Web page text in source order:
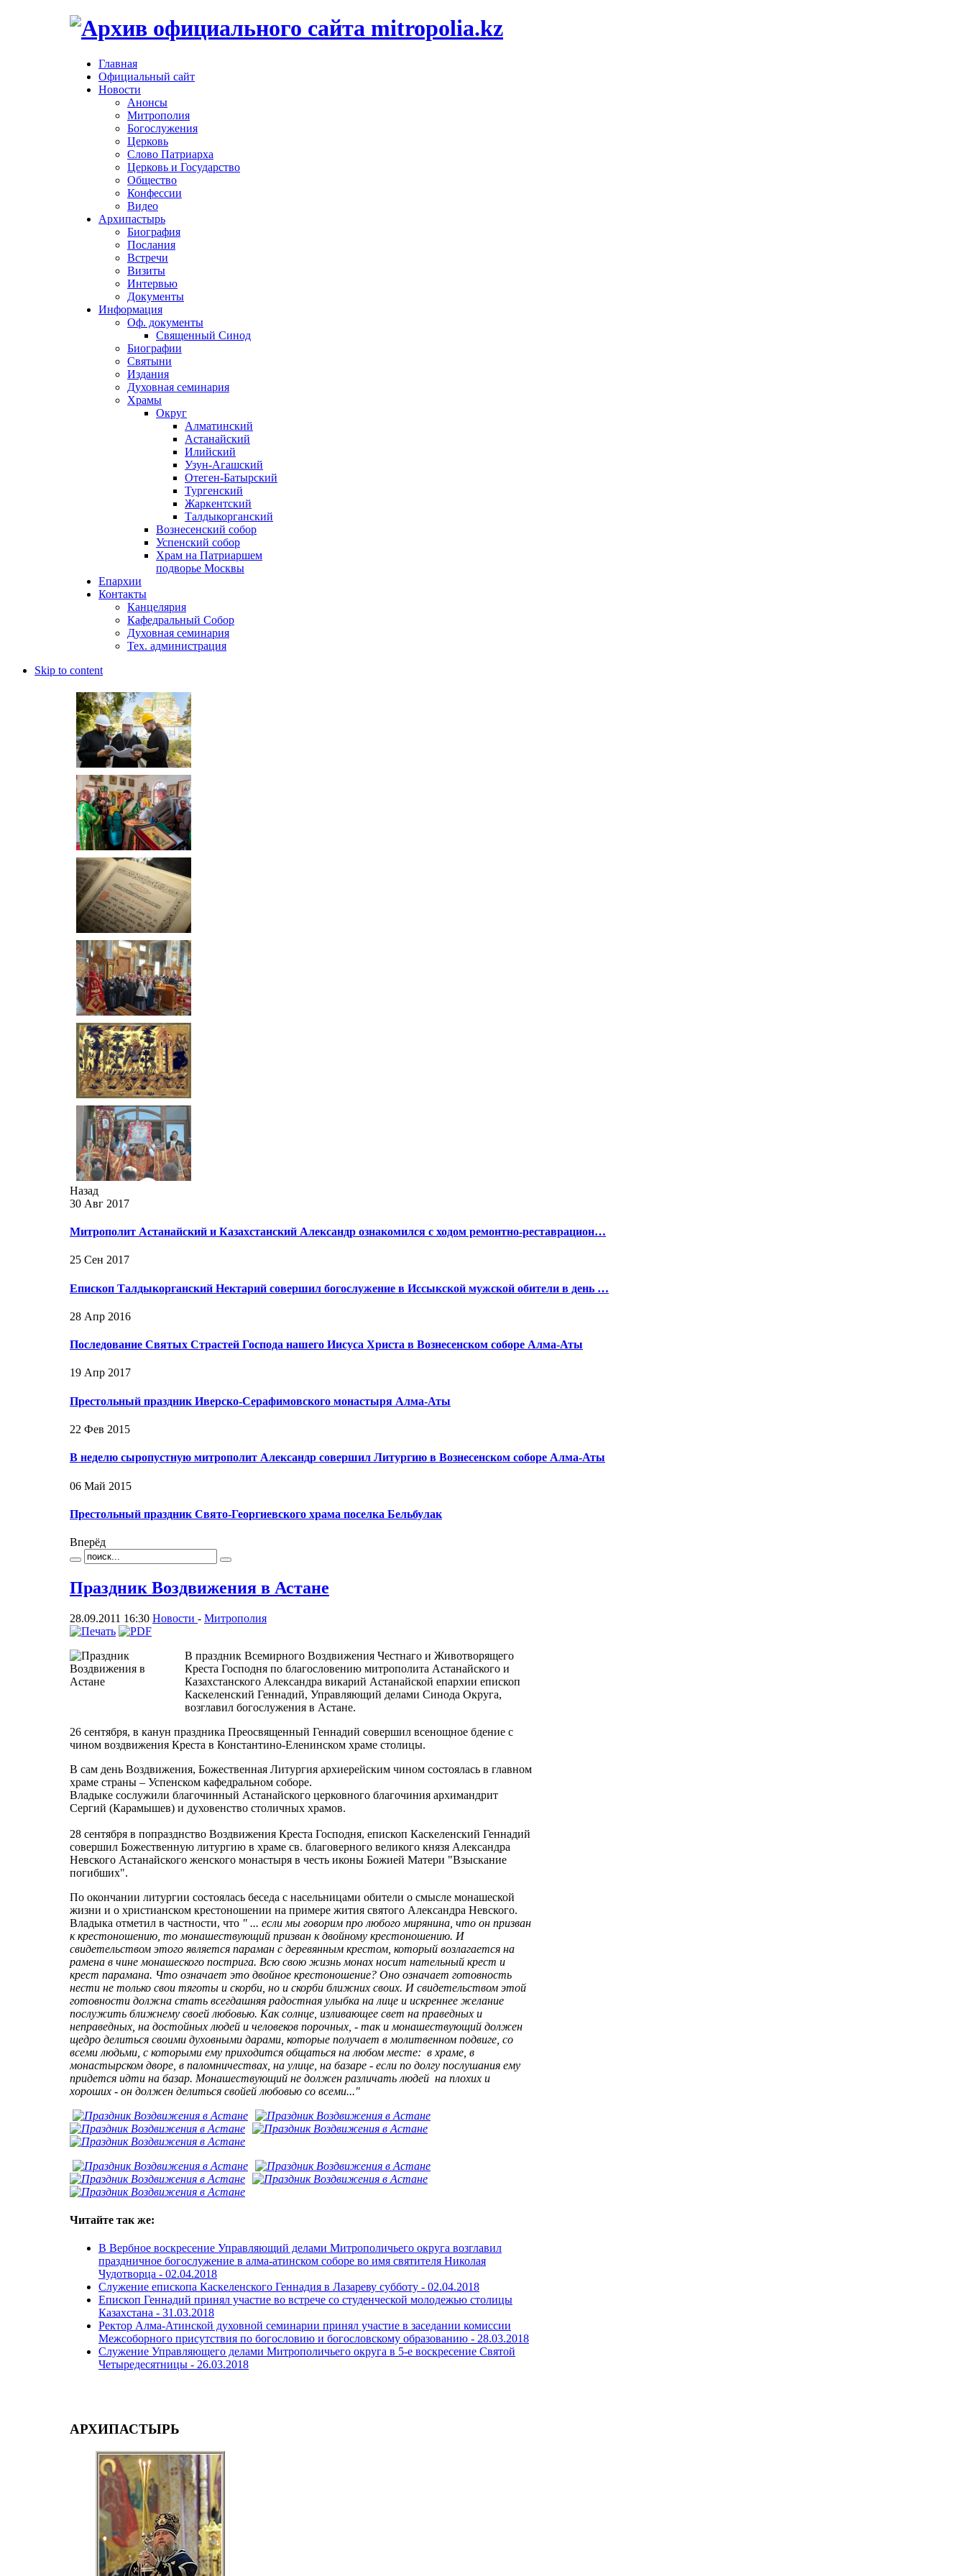
Главная
Официальный сайт
Новости
Анонсы
Митрополия
Богослужения
Церковь
Слово Патриарха
Церковь и Государство
Общество
Конфессии
Видео
Архипастырь
Биография
Послания
Встречи
Визиты
Интервью
Документы
Информация
Оф. документы
Священный Синод
Биографии
Святыни
Издания
Духовная семинария
Храмы
Округ
Алматинский
Астанайский
Илийский
Узун-Агашский
Отеген-Батырский
Тургенский
Жаркентский
Талдыкорганский
Вознесенский собор
Успенский собор
Храм на Патриаршем
подворье Москвы
Епархии
Контакты
Канцелярия
Кафедральный Собор
Духовная семинария
Тех. администрация
Skip to content
Назад
30 Авг 2017
Митрополит Астанайский и Казахстанский Александр ознакомился с ходом ремонтно-реставрацион…
25 Сен 2017
Епископ Талдыкорганский Нектарий совершил богослужение в Иссыкской мужской обители в день …
28 Апр 2016
Последование Святых Страстей Господа нашего Иисуса Христа в Вознесенском соборе Алма-Аты
19 Апр 2017
Престольный праздник Иверско-Серафимовского монастыря Алма-Аты
22 Фев 2015
В неделю сыропустную митрополит Александр совершил Литургию в Вознесенском соборе Алма-Аты
06 Май 2015
Престольный праздник Свято-Георгиевского храма поселка Бельбулак
Вперёд
Праздник Воздвижения в Астане
28.09.2011 16:30 Новости - Митрополия
В праздник Всемирного Воздвижения Честнаго и Животворящего
Креста Господня по благословению митрополита Астанайского и
Казахстанского Александра викарий Астанайской епархии епископ
Каскеленский Геннадий, Управляющий делами Синода Округа,
возглавил богослужения в Астане.
26 сентября, в канун праздника Преосвященный Геннадий совершил всенощное бдение с
чином воздвижения Креста в Константино-Еленинском храме столицы.
В сам день Воздвижения, Божественная Литургия архиерейским чином состоялась в главном
храме страны – Успенском кафедральном соборе.
Владыке сослужили благочинный Астанайского церковного благочиния архимандрит
Сергий (Карамышев) и духовенство столичных храмов.
28 сентября в попразднство Воздвижения Креста Господня, епископ Каскеленский Геннадий
совершил Божественную литургию в храме св. благоверного великого князя Александра
Невского Астанайского женского монастыря в честь иконы Божией Матери "Взыскание
погибших".
По окончании литургии состоялась беседа с насельницами обители о смысле монашеской
жизни и о христианском крестоношении на примере жития святого Александра Невского.
Владыка отметил в частности, что " ... если мы говорим про любого мирянина, что он призван
к крестоношению, то монашествующий призван к двойному крестоношению. И
свидетельством этого является параман с деревянным крестом, который возлагается на
рамена в чине монашеского пострига. Всю свою жизнь монах носит нательный крест и
крест парамана. Что означает это двойное крестоношение? Оно означает готовность
нести не только свои тяготы и скорби, но и скорби ближних своих. И свидетельством этой
готовности должна стать всегдашняя радостная улыбка на лице и искреннее желание
послужить ближнему своей любовью. Как солнце, изливающее свет на праведных и
неправедных, на достойных людей и человеков порочных, - так и монашествующий должен
щедро делиться своими духовными дарами, которые получает в молитвенном подвиге, со
всеми людьми, с которыми ему приходится общаться на любом месте: в храме, в
монастырском дворе, в паломничествах, на улице, на базаре - если по долгу послушания ему
придется идти на базар. Монашествующий не должен различать людей на плохих и
хороших - он должен делиться свойей любовью со всеми..."
Читайте так же:
В Вербное воскресение Управляющий делами Митрополичьего округа возглавил
праздничное богослужение в алма-атинском соборе во имя святителя Николая
Чудотворца - 02.04.2018
Служение епископа Каскеленского Геннадия в Лазареву субботу - 02.04.2018
Епископ Геннадий принял участие во встрече со студенческой молодежью столицы
Казахстана - 31.03.2018
Ректор Алма-Атинской духовной семинарии принял участие в заседании комиссии
Межсоборного присутствия по богословию и богословскому образованию - 28.03.2018
Служение Управляющего делами Митрополичьего округа в 5-е воскресение Святой
Четыредесятницы - 26.03.2018
АРХИПАСТЫРЬ